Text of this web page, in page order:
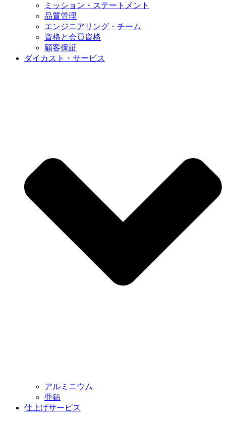
ミッション・ステートメント
品質管理
エンジニアリング・チーム
資格と会員資格
顧客保証
ダイカスト・サービス
アルミニウム
亜鉛
仕上げサービス